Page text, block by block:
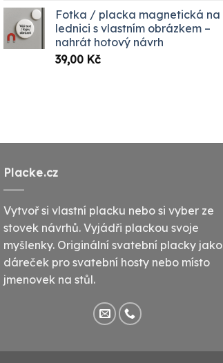
399,00 Kč
až
Fotka / placka magnetická na
lednici s vlastním obrázkem –
nahrát hotový návrh
39,00 Kč
Placke.cz
Vytvoř si vlastní placku nebo si vyber ze
stovek návrhů. Vyjádři plackou svoje
myšlenky. Originální svatební placky jako
dáreček pro svatební hosty nebo místo
jmenovek na stůl.